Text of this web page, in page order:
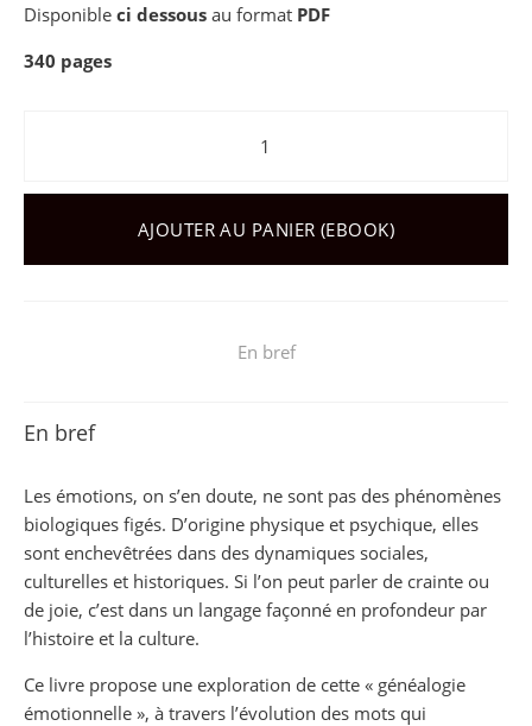
Disponible ci dessous au format PDF
340 pages
quantité de Émotions
AJOUTER AU PANIER (EBOOK)
En bref
En bref
Les émotions, on s’en doute, ne sont pas des phénomènes
biologiques figés. D’origine physique et psychique, elles
sont enchevêtrées dans des dynamiques sociales,
culturelles et historiques. Si l’on peut parler de crainte ou
de joie, c’est dans un langage façonné en profondeur par
l’histoire et la culture.
Ce livre propose une exploration de cette « généalogie
émotionnelle », à travers l’évolution des mots qui